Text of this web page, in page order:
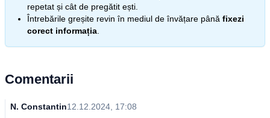
repetat și cât de pregătit ești.
Întrebările greșite revin în mediul de învățare până fixezi
corect informația
Comentarii
N. Constantin12.12.2024, 17:08